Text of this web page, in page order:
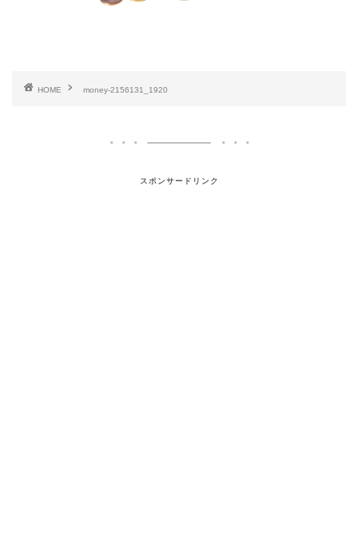
HOME money-2156131_1920
スポンサードリンク